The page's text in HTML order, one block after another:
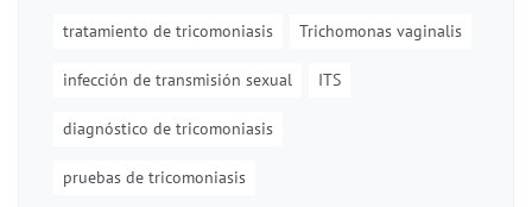
tratamiento de tricomoniasis Trichomonas vaginalis
infección de transmisión sexual ITS
diagnóstico de tricomoniasis
pruebas de tricomoniasis